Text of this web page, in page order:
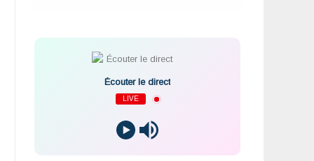
Écouter le direct
LIVE